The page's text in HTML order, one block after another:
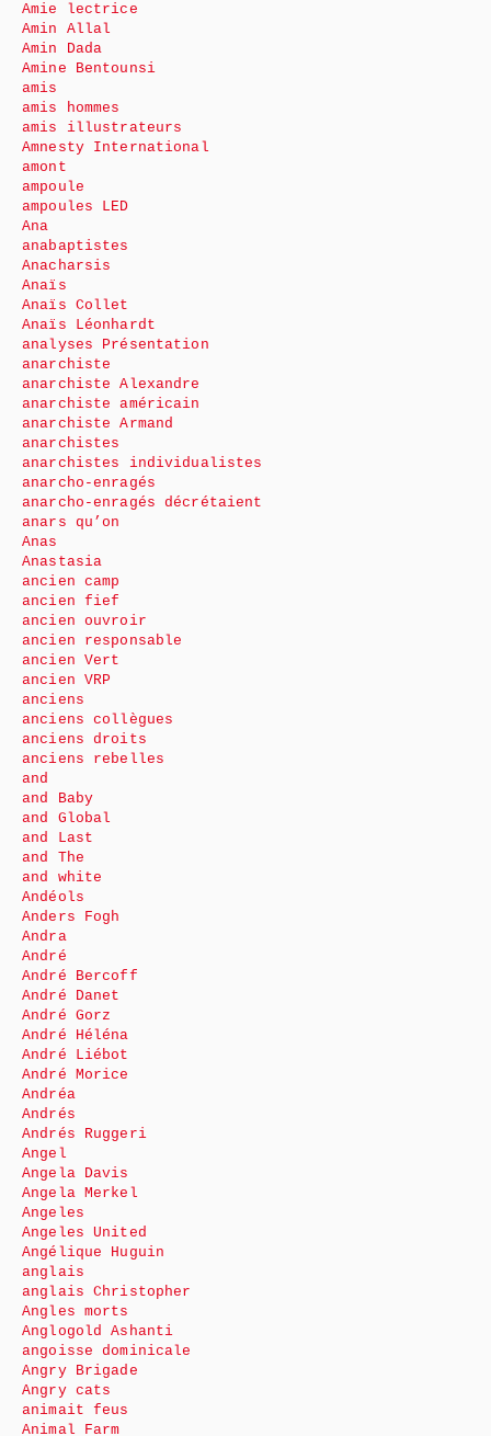
Amie lectrice
Amin Allal
Amin Dada
Amine Bentounsi
amis
amis hommes
amis illustrateurs
Amnesty International
amont
ampoule
ampoules LED
Ana
anabaptistes
Anacharsis
Anaïs
Anaïs Collet
Anaïs Léonhardt
analyses Présentation
anarchiste
anarchiste Alexandre
anarchiste américain
anarchiste Armand
anarchistes
anarchistes individualistes
anarcho-enragés
anarcho-enragés décrétaient
anars qu’on
Anas
Anastasia
ancien camp
ancien fief
ancien ouvroir
ancien responsable
ancien Vert
ancien VRP
anciens
anciens collègues
anciens droits
anciens rebelles
and
and Baby
and Global
and Last
and The
and white
Andéols
Anders Fogh
Andra
André
André Bercoff
André Danet
André Gorz
André Héléna
André Liébot
André Morice
Andréa
Andrés
Andrés Ruggeri
Angel
Angela Davis
Angela Merkel
Angeles
Angeles United
Angélique Huguin
anglais
anglais Christopher
Angles morts
Anglogold Ashanti
angoisse dominicale
Angry Brigade
Angry cats
animait feus
Animal Farm